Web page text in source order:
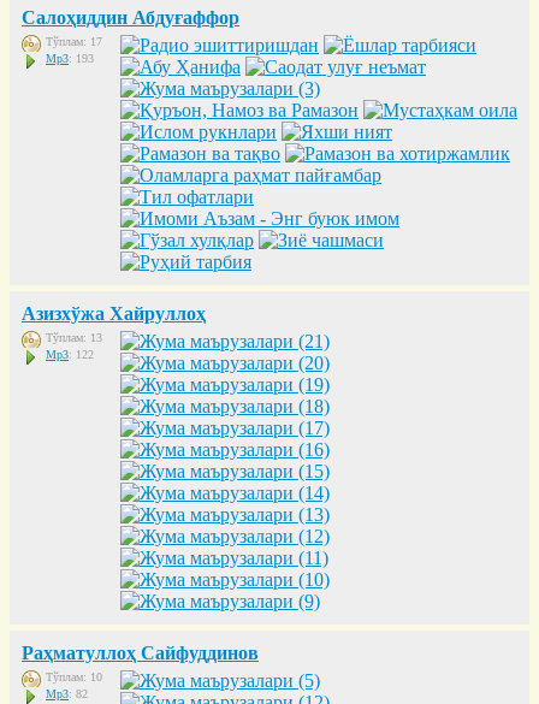
Салоҳиддин Абдуғаффор
Тўплам: 17
Mp3: 193
Азизхўжа Хайруллоҳ
Тўплам: 13
Mp3: 122
Раҳматуллоҳ Сайфуддинов
Тўплам: 10
Mp3: 82